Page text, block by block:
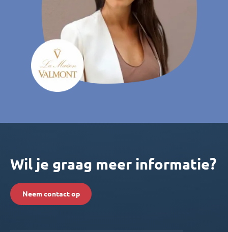
Wil je graag meer informatie?
Neem contact op